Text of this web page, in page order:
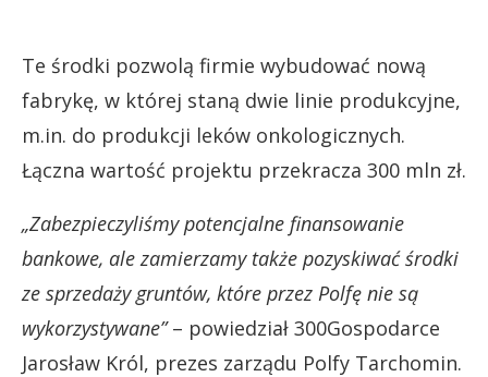
Te środki pozwolą firmie wybudować nową
fabrykę, w której staną dwie linie produkcyjne,
m.in. do produkcji leków onkologicznych.
Łączna wartość projektu przekracza 300 mln zł.
„Zabezpieczyliśmy potencjalne finansowanie
bankowe, ale zamierzamy także pozyskiwać środki
ze sprzedaży gruntów, które przez Polfę nie są
wykorzystywane”– powiedział 300Gospodarce
Jarosław Król, prezes zarządu Polfy Tarchomin.